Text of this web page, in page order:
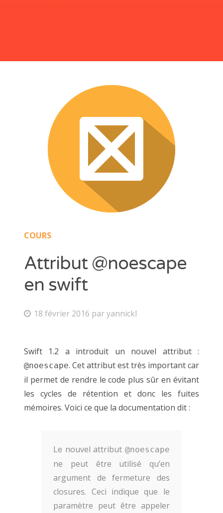
COURS
Attribut @noescape
en swift
18 février 2016 paryannickl
Swift 1.2 a introduit un nouvel attribut :
@noescape. Cet attribut est très important car
il permet de rendre le code plus sûr en évitant
les cycles de rétention et donc les fuites
mémoires. Voici ce que la documentation dit :
Le nouvel attribut @noescape
ne peut être utilisé qu’en
argument de fermeture des
closures. Ceci indique que le
paramètre peut être appeler
Questions pour préparer un entretien d’embauche pour un
poste de développeur Swift